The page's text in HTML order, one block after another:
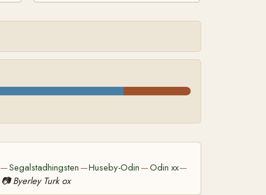
—Segalstadhingsten —Huseby-Odin —Odin xx—
📷 Byerley Turk ox